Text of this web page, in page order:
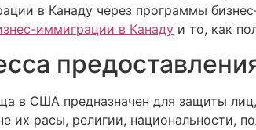
в Канаду через программы
иммиграции в Канаду и то, как
в США предназначен для защиты
их расы, религии, национальности,